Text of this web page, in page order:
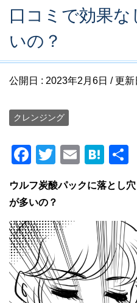
口コミで効果
いの？
公開日 : 2023年2月6日 / 更新
クレンジング
F
a
c
e
b
o
o
k
T
tt
E
ail
H
e
a
有
ウルフ炭酸パックに落とし
が多いの？